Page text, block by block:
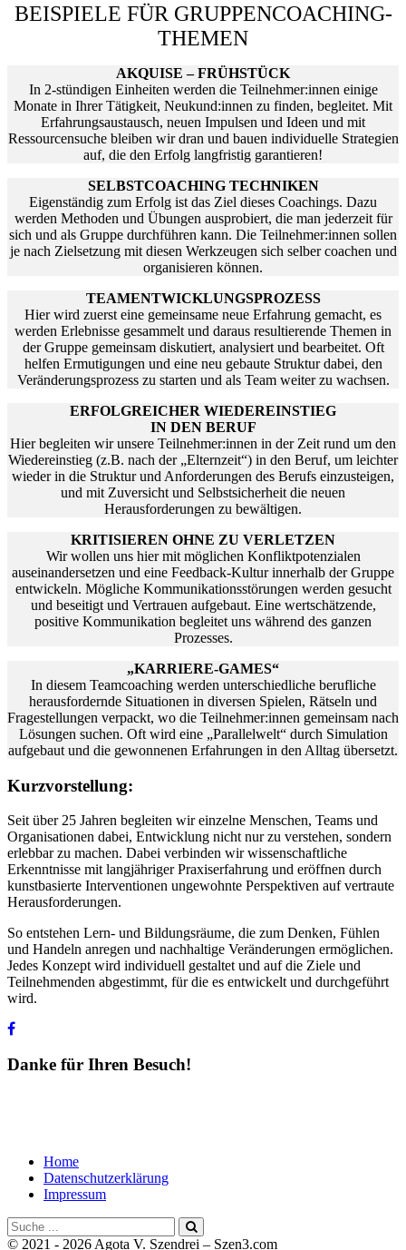
BEISPIELE FÜR GRUPPENCOACHING-
THEMEN
AKQUISE – FRÜHSTÜCK
In 2-stündigen Einheiten werden die Teilnehmer:innen einige
Monate in Ihrer Tätigkeit, Neukund:innen zu finden, begleitet. Mit
Erfahrungsaustausch, neuen Impulsen und Ideen und mit
Ressourcensuche bleiben wir dran und bauen individuelle Strategien
auf, die den Erfolg langfristig garantieren!
SELBSTCOACHING TECHNIKEN
Eigenständig zum Erfolg ist das Ziel dieses Coachings. Dazu
werden Methoden und Übungen ausprobiert, die man jederzeit für
sich und als Gruppe durchführen kann. Die Teilnehmer:innen sollen
je nach Zielsetzung mit diesen Werkzeugen sich selber coachen und
organisieren können.
TEAMENTWICKLUNGSPROZESS
Hier wird zuerst eine gemeinsame neue Erfahrung gemacht, es
werden Erlebnisse gesammelt und daraus resultierende Themen in
der Gruppe gemeinsam diskutiert, analysiert und bearbeitet. Oft
helfen Ermutigungen und eine neu gebaute Struktur dabei, den
Veränderungsprozess zu starten und als Team weiter zu wachsen.
ERFOLGREICHER WIEDEREINSTIEG
IN DEN BERUF
Hier begleiten wir unsere Teilnehmer:innen in der Zeit rund um den
Wiedereinstieg (z.B. nach der „Elternzeit“) in den Beruf, um leichter
wieder in die Struktur und Anforderungen des Berufs einzusteigen,
und mit Zuversicht und Selbstsicherheit die neuen
Herausforderungen zu bewältigen.
KRITISIEREN OHNE ZU VERLETZEN
Wir wollen uns hier mit möglichen Konfliktpotenzialen
auseinandersetzen und eine Feedback-Kultur innerhalb der Gruppe
entwickeln. Mögliche Kommunikationsstörungen werden gesucht
und beseitigt und Vertrauen aufgebaut. Eine wertschätzende,
positive Kommunikation begleitet uns während des ganzen
Prozesses.
„KARRIERE-GAMES“
In diesem Teamcoaching werden unterschiedliche berufliche
herausfordernde Situationen in diversen Spielen, Rätseln und
Fragestellungen verpackt, wo die Teilnehmer:innen gemeinsam nach
Lösungen suchen. Oft wird eine „Parallelwelt“ durch Simulation
aufgebaut und die gewonnenen Erfahrungen in den Alltag übersetzt.
Seitenende
weiterer
Inhalt
Kurzvorstellung:
Seit über 25 Jahren begleiten wir einzelne Menschen, Teams und
Organisationen dabei, Entwicklung nicht nur zu verstehen, sondern
erlebbar zu machen. Dabei verbinden wir wissenschaftliche
Erkenntnisse mit langjähriger Praxiserfahrung und eröffnen durch
kunstbasierte Interventionen ungewohnte Perspektiven auf vertraute
Herausforderungen.
So entstehen Lern- und Bildungsräume, die zum Denken, Fühlen
und Handeln anregen und nachhaltige Veränderungen ermöglichen.
Jedes Konzept wird individuell gestaltet und auf die Ziele und
Teilnehmenden abgestimmt, für die es entwickelt und durchgeführt
wird.
Danke für Ihren Besuch!
Home
Datenschutzerklärung
Impressum
Diese
Website
© 2021 - 2026 Agota V. Szendrei – Szen3.com